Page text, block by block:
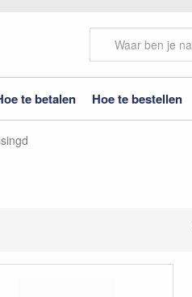
te betalen Hoe te bestellen